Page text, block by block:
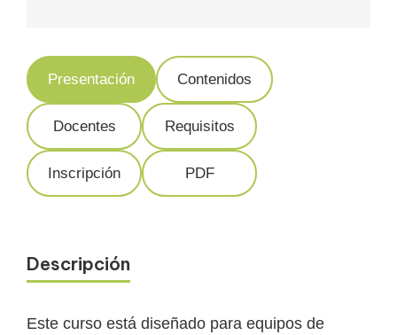
Presentación Contenidos
Docentes Requisitos
Inscripción PDF
Descripción
Este curso está diseñado para equipos de